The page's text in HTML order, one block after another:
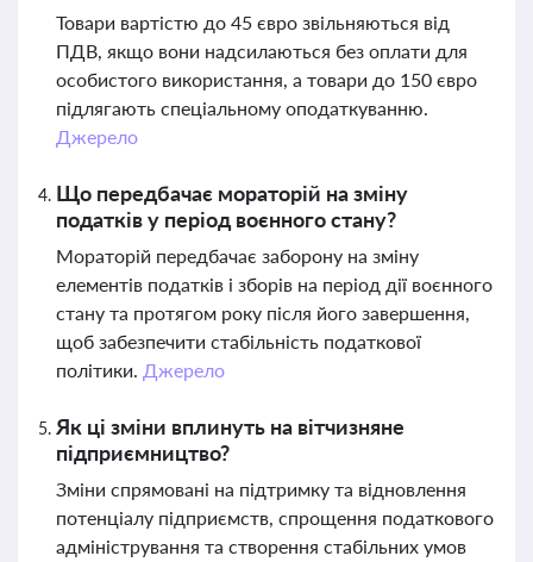
Товари вартістю до 45 євро звільняються від
ПДВ, якщо вони надсилаються без оплати для
особистого використання, а товари до 150 євро
підлягають спеціальному оподаткуванню.
Джерело
Що передбачає мораторій на зміну
податків у період воєнного стану?
Мораторій передбачає заборону на зміну
елементів податків і зборів на період дії воєнного
стану та протягом року після його завершення,
щоб забезпечити стабільність податкової
політики. Джерело
Як ці зміни вплинуть на вітчизняне
підприємництво?
Зміни спрямовані на підтримку та відновлення
потенціалу підприємств, спрощення податкового
адміністрування та створення стабільних умов